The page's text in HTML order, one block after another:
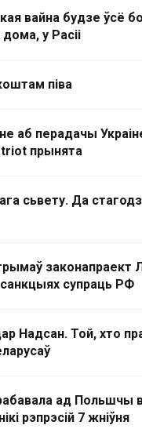
вайна будзе ўсё
у Расіі
піва
аб перадачы
прынята
сьвету. Да
законапраект
супраць РФ
Надсан. Той, хто
ад Польшчы
рэпрэсій 7 жніўня